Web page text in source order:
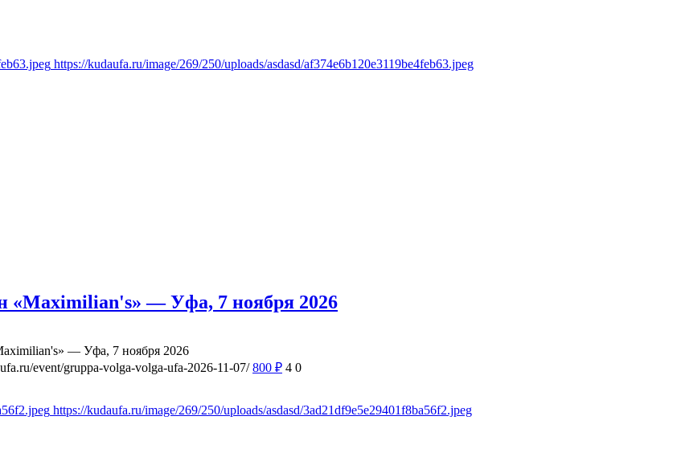
https://kudaufa.ru/image/269/250/uploads/asdasd/af374e6b120e3119be4feb63.jpeg
«Maximilian's» — Уфа, 7 ноября 2026
— Уфа, 7 ноября 2026
event/gruppa-volga-volga-ufa-2026-11-07/ 800 ₽ 4 0
https://kudaufa.ru/image/269/250/uploads/asdasd/3ad21df9e5e29401f8ba56f2.jpeg